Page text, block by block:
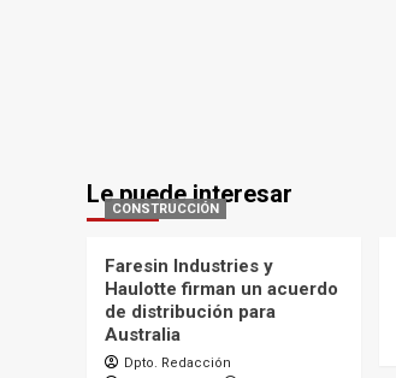
Le puede interesar
CONSTRUCCIÓN
Faresin Industries y
Haulotte firman un acuerdo
de distribución para
Australia
Dpto. Redacción